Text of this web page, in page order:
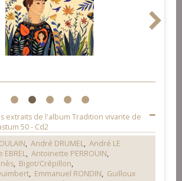
1 2 3 4 5
extraits de l'album Tradition vivante de
50 - Cd2
, André DRUMEL, André LE
EBREL, Antoinette PERROUIN,
, Bigot/Crépillon,
, Emmanuel RONDIN, Guilloux